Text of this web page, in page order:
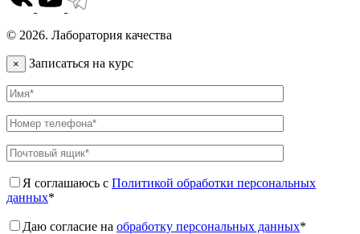
© 2026. Лаборатория качества
× Записаться на курс
Я соглашаюсь с Политикой обработки персональных
данных*
Даю согласие на обработку персональных данных*